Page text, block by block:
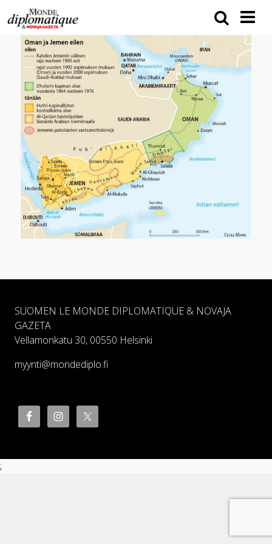
SUOMEN LE MONDE DIPLOMATIQUE & NOVAJA
GAZETA
Vellamonkatu 30, 00550 Helsinki
myynti@mondediplo.fi
;